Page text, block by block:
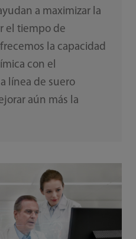
a maximizar la
el tiempo de
la capacidad
con el
línea de suero
aún más la